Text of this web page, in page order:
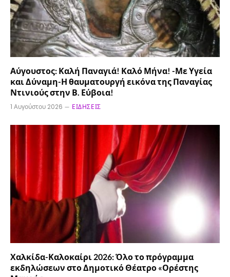
Αύγουστος: Καλή Παναγιά! Καλό Μήνα! -Με Υγεία
και Δύναμη-Η θαυματουργή εικόνα της Παναγίας
Ντινιούς στην Β. Εύβοια!
1 Αυγούστου 2026 ΕΙΔΉΣΕΙΣ
Χαλκίδα-Καλοκαίρι 2026: Όλο το πρόγραμμα
εκδηλώσεων στο Δημοτικό Θέατρο «Ορέστης